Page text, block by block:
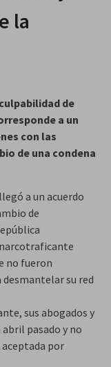
la
de
a un
con las
de una condena
a un acuerdo
de
no fueron
su red
sus abogados y
pasado y no
aceptada por